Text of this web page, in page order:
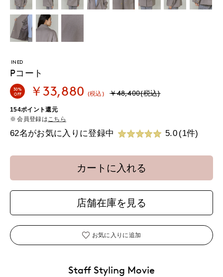
INED
Pコート
30%
OFF
￥33,880 (税込) ￥48,400(税込)
154ポイント還元
会員登録は こちら
62名がお気に入りに登録中 5.0 (1件)
カートに入れる
店舗在庫を見る
お気に入りに追加
Staff Styling Movie